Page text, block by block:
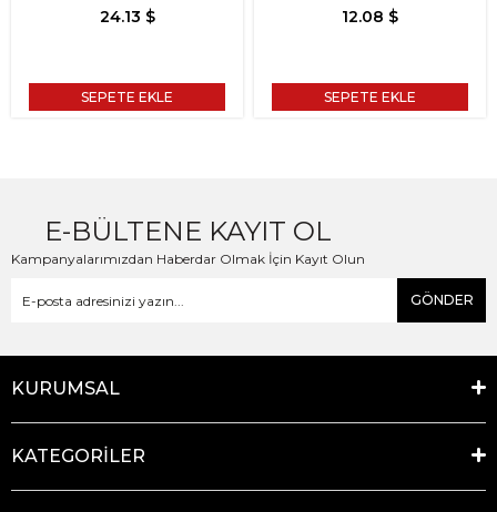
24.13 $
SEPETE EKLE
12.08 $
SEPETE EKLE
E-BÜLTENE KAYIT OL
Kampanyalarımızdan Haberdar Olmak İçin Kayıt Olun
GÖNDER
KURUMSAL
KATEGORİLER